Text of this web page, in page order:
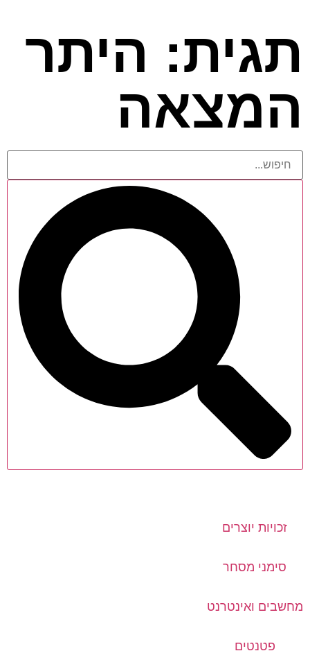
תגית: היתר
המצאה
זכויות יוצרים
סימני מסחר
מחשבים ואינטרנט
פטנטים